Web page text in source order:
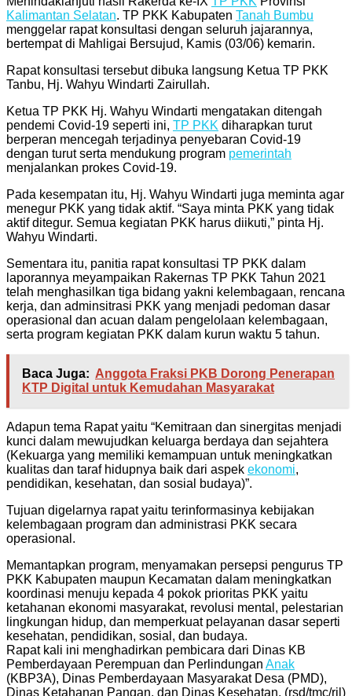
Kalimantan Selatan. TP PKK Kabupaten Tanah Bumbu
menggelar rapat konsultasi dengan seluruh jajarannya,
bertempat di Mahligai Bersujud, Kamis (03/06) kemarin.
Rapat konsultasi tersebut dibuka langsung Ketua TP PKK
Tanbu, Hj. Wahyu Windarti Zairullah.
Ketua TP PKK Hj. Wahyu Windarti mengatakan ditengah
pendemi Covid-19 seperti ini, TP PKK diharapkan turut
berperan mencegah terjadinya penyebaran Covid-19
dengan turut serta mendukung program pemerintah
menjalankan prokes Covid-19.
Pada kesempatan itu, Hj. Wahyu Windarti juga meminta agar
menegur PKK yang tidak aktif. “Saya minta PKK yang tidak
aktif ditegur. Semua kegiatan PKK harus diikuti,” pinta Hj.
Wahyu Windarti.
Sementara itu, panitia rapat konsultasi TP PKK dalam
laporannya meyampaikan Rakernas TP PKK Tahun 2021
telah menghasilkan tiga bidang yakni kelembagaan, rencana
kerja, dan adminsitrasi PKK yang menjadi pedoman dasar
operasional dan acuan dalam pengelolaan kelembagaan,
serta program kegiatan PKK dalam kurun waktu 5 tahun.
Baca Juga: Anggota Fraksi PKB Dorong Penerapan
KTP Digital untuk Kemudahan Masyarakat
Adapun tema Rapat yaitu “Kemitraan dan sinergitas menjadi
kunci dalam mewujudkan keluarga berdaya dan sejahtera
(Kekuarga yang memiliki kemampuan untuk meningkatkan
kualitas dan taraf hidupnya baik dari aspek ekonomi,
pendidikan, kesehatan, dan sosial budaya)”.
Tujuan digelarnya rapat yaitu terinformasinya kebijakan
kelembagaan program dan administrasi PKK secara
operasional.
Memantapkan program, menyamakan persepsi pengurus TP
PKK Kabupaten maupun Kecamatan dalam meningkatkan
koordinasi menuju kepada 4 pokok prioritas PKK yaitu
ketahanan ekonomi masyarakat, revolusi mental, pelestarian
lingkungan hidup, dan memperkuat pelayanan dasar seperti
kesehatan, pendidikan, sosial, dan budaya.
Rapat kali ini menghadirkan pembicara dari Dinas KB
Pemberdayaan Perempuan dan Perlindungan Anak
(KBP3A), Dinas Pemberdayaan Masyarakat Desa (PMD),
Dinas Ketahanan Pangan, dan Dinas Kesehatan. (rsd/tmc/ril)